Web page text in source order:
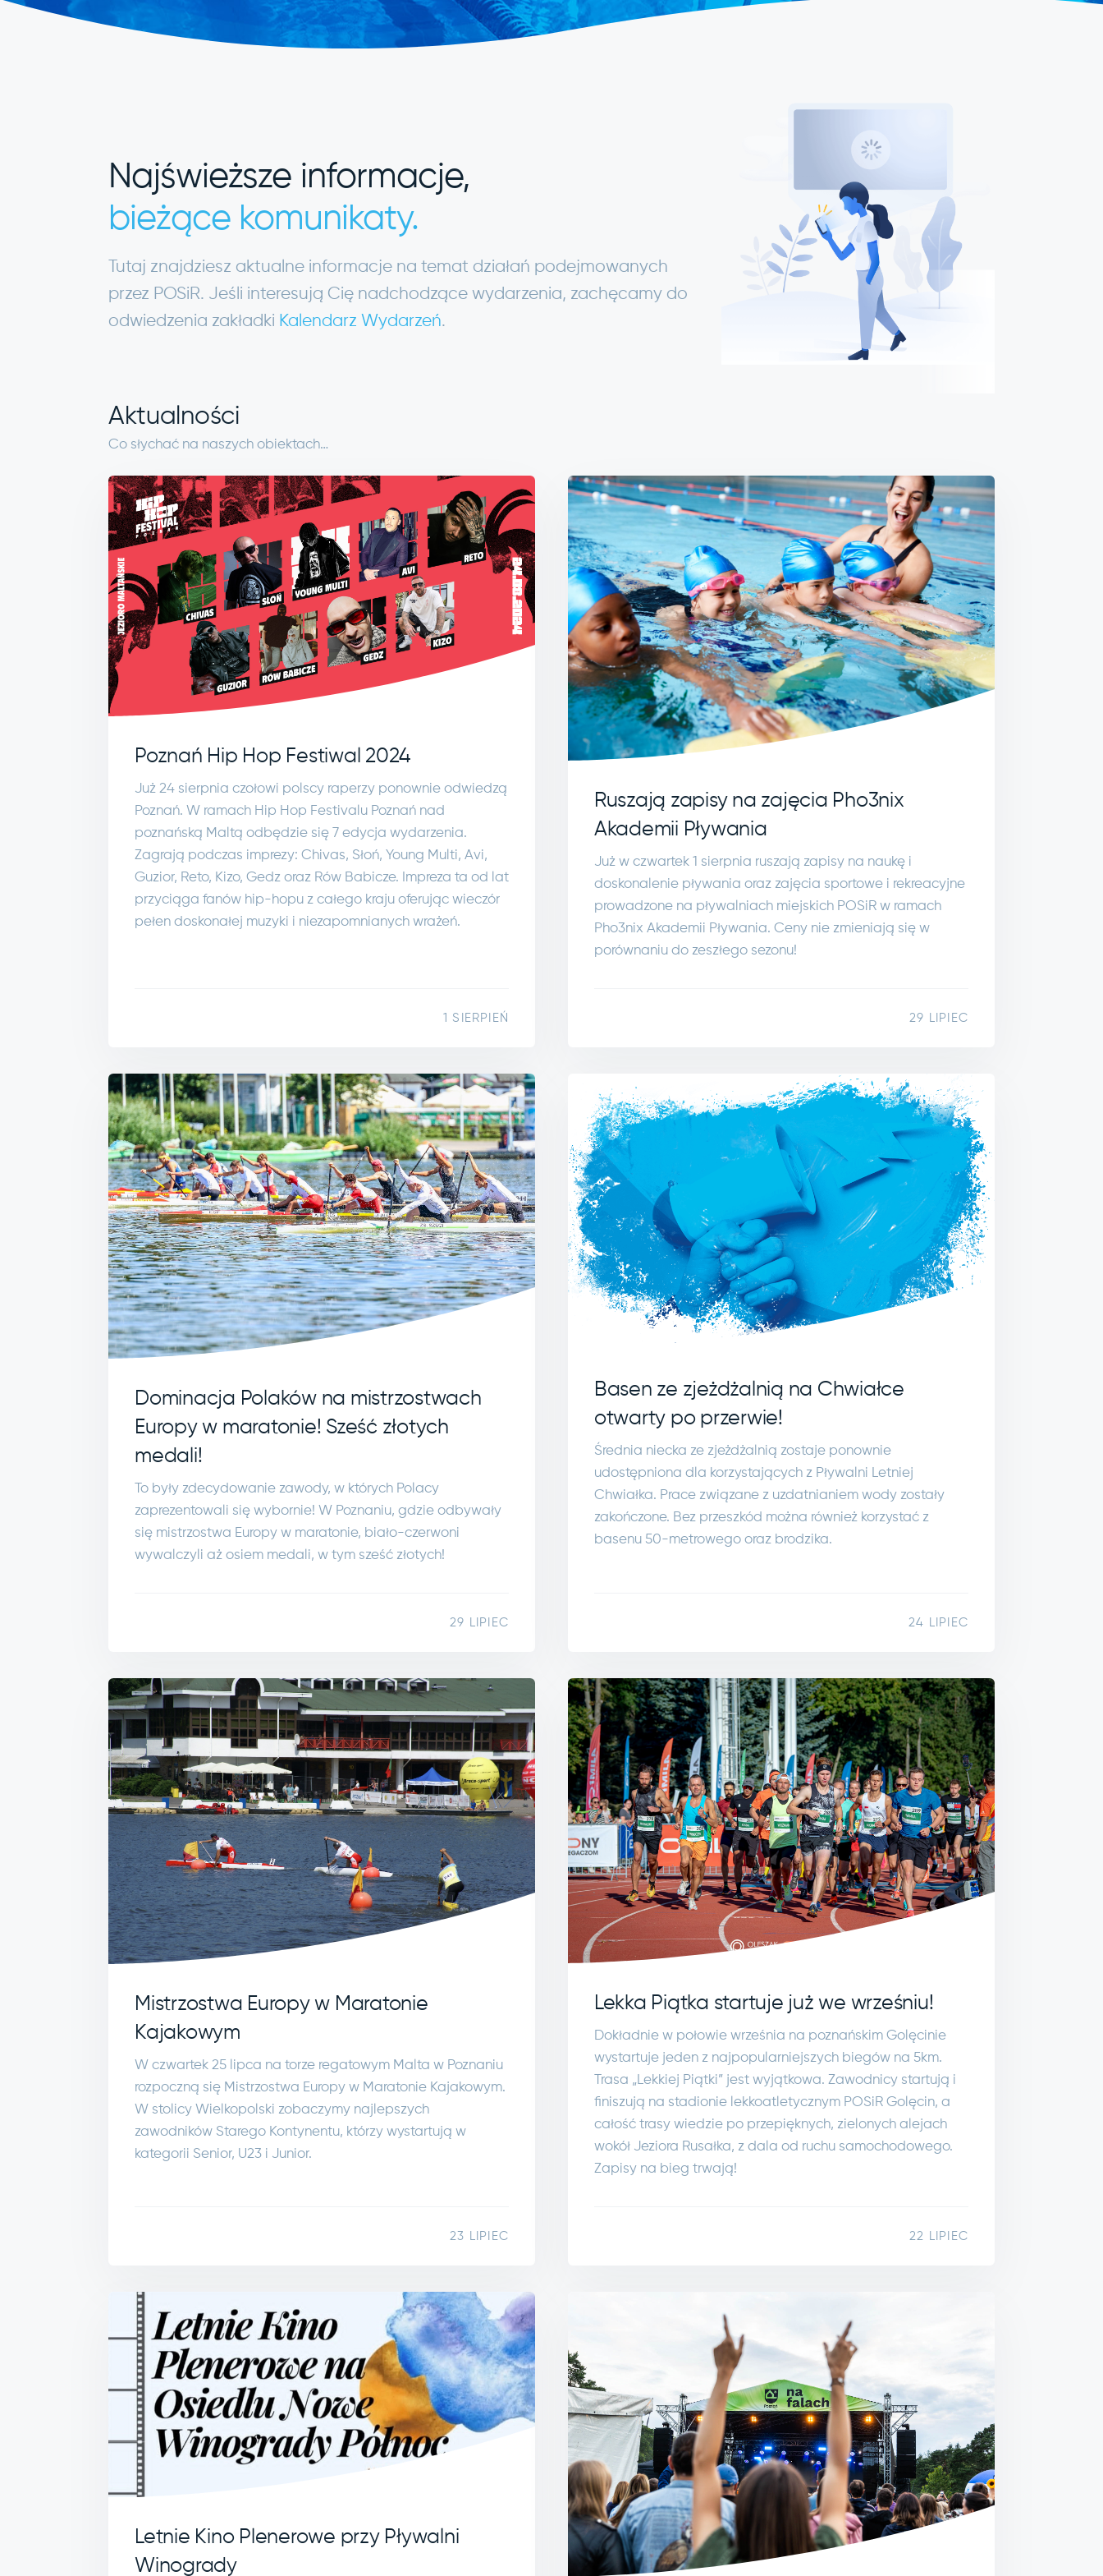
Najświeższe informacje,
bieżące komunikaty.
Tutaj znajdziesz aktualne informacje na temat działań podejmowanych
przez POSiR. Jeśli interesują Cię nadchodzące wydarzenia, zachęcamy do
odwiedzenia zakładki Kalendarz Wydarzeń.
Aktualności
Co słychać na naszych obiektach…
Poznań Hip Hop Festiwal 2024
Już 24 sierpnia czołowi polscy raperzy ponownie odwiedzą
Poznań. W ramach Hip Hop Festivalu Poznań nad
poznańską Maltą odbędzie się 7 edycja wydarzenia.
Zagrają podczas imprezy: Chivas, Słoń, Young Multi, Avi,
Guzior, Reto, Kizo, Gedz oraz Rów Babicze. Impreza ta od lat
przyciąga fanów hip-hopu z całego kraju oferując wieczór
pełen doskonałej muzyki i niezapomnianych wrażeń.
1 SIERPIEŃ
Ruszają zapisy na zajęcia Pho3nix
Akademii Pływania
Już w czwartek 1 sierpnia ruszają zapisy na naukę i
doskonalenie pływania oraz zajęcia sportowe i rekreacyjne
prowadzone na pływalniach miejskich POSiR w ramach
Pho3nix Akademii Pływania. Ceny nie zmieniają się w
porównaniu do zeszłego sezonu!
29 LIPIEC
Dominacja Polaków na mistrzostwach
Europy w maratonie! Sześć złotych
medali!
To były zdecydowanie zawody, w których Polacy
zaprezentowali się wybornie! W Poznaniu, gdzie odbywały
się mistrzostwa Europy w maratonie, biało-czerwoni
wywalczyli aż osiem medali, w tym sześć złotych!
29 LIPIEC
Basen ze zjeżdżalnią na Chwiałce
otwarty po przerwie!
Średnia niecka ze zjeżdżalnią zostaje ponownie
udostępniona dla korzystających z Pływalni Letniej
Chwiałka. Prace związane z uzdatnianiem wody zostały
zakończone. Bez przeszkód można również korzystać z
basenu 50-metrowego oraz brodzika.
24 LIPIEC
Mistrzostwa Europy w Maratonie
Kajakowym
W czwartek 25 lipca na torze regatowym Malta w Poznaniu
rozpoczną się Mistrzostwa Europy w Maratonie Kajakowym.
W stolicy Wielkopolski zobaczymy najlepszych
zawodników Starego Kontynentu, którzy wystartują w
kategorii Senior, U23 i Junior.
23 LIPIEC
Lekka Piątka startuje już we wrześniu!
Dokładnie w połowie września na poznańskim Golęcinie
wystartuje jeden z najpopularniejszych biegów na 5km.
Trasa „Lekkiej Piątki” jest wyjątkowa. Zawodnicy startują i
finiszują na stadionie lekkoatletycznym POSiR Golęcin, a
całość trasy wiedzie po przepięknych, zielonych alejach
wokół Jeziora Rusałka, z dala od ruchu samochodowego.
Zapisy na bieg trwają!
22 LIPIEC
Letnie Kino Plenerowe przy Pływalni
Winogrady